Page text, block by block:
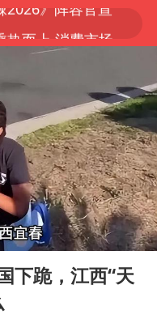
以拒绝“和平委员会”的加沙和平计划
浙江省甬江发生2026年第1号洪水
全球最大级别运输船通过长江大桥
或致京津冀暴雨
市民“菜篮子”
上门女婿出轨女邻居多年被判重婚罪
香港刷新1884年以来最高气温纪录
爱国者拦截导弹
07:48
下跪，江西“天